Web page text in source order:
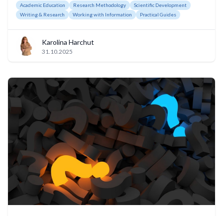
Academic Education Research Methodology
Scientific Development
Writing & Research
Working with Information Practical Guides
Karolina Harchut
31.10.2025